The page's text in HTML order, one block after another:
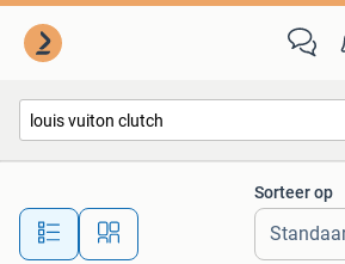
Alle afstanden…
Sorteer op